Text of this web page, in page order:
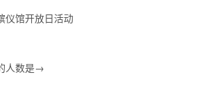
仪馆开放日活动
人数是→